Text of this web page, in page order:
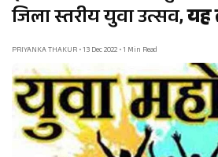
जिला स्तरीय युवा उत्सव,यह
PRIYANKA THAKUR • 13 Dec 2022 • 1 Min Read